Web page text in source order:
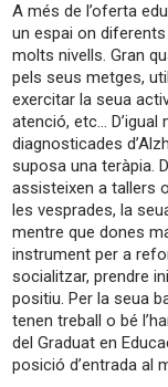
A més de l’oferta
un espai on
molts nivells. Gran
pels seus metges,
exercitar la seua
atenció, etc… D’igual
diagnosticades
suposa una teràpia.
assisteixen a tallers
les vesprades, la
mentre que dones
instrument per a
socialitzar, prendre
positiu. Per la seua
tenen treball o bé
del Graduat en
posició d’entrada al